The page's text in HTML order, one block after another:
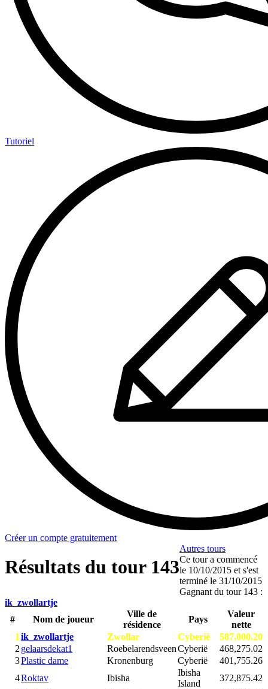
Tutoriel
Créer un compte gratuitement
Résultats du tour 143
Autres tours
Ce tour a commencé
le 10/10/2015 et s'est
terminé le 31/10/2015
Gagnant du tour 143 :
ik_zwollartje
#
Nom de joueur
Ville de
résidence
Pays
Valeur
nette
1 ik_zwollartje Zwollar Cyberië
587,000.20
2 gelaarsdekat1 RoebelarendsveenCyberië
468,275.02
3Plastic dame Kronenburg Cyberië
401,755.26
4Roktav Ibisha
Ibisha
Island
372,875.42